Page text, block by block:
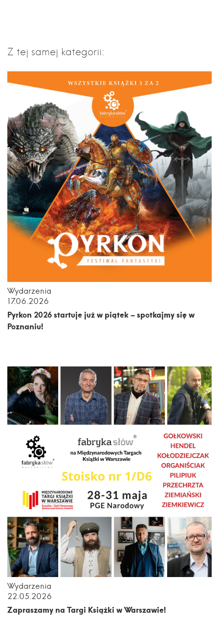
Z tej samej kategorii:
Wydarzenia
17.06.2026
Pyrkon 2026 startuje już w piątek – spotkajmy się w
Poznaniu!
Wydarzenia
22.05.2026
Zapraszamy na Targi Książki w Warszawie!